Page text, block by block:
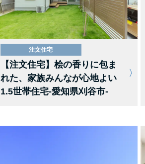
注文住宅
【注文住宅】桧の香りに包ま
れた、家族みんなが心地よい
1.5世帯住宅-愛知県刈谷市-